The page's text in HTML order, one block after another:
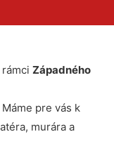
Západného
pre vás k
murára a